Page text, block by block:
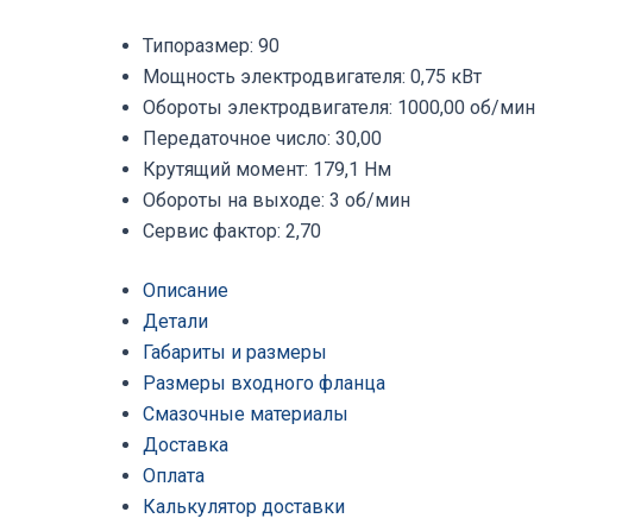
Типоразмер: 90
Мощность электродвигателя: 0,75 кВт
Обороты электродвигателя: 1000,00 об/мин
Передаточное число: 30,00
Крутящий момент: 179,1 Нм
Обороты на выходе: 3 об/мин
Сервис фактор: 2,70
Описание
Детали
Габариты и размеры
Размеры входного фланца
Смазочные материалы
Доставка
Оплата
Калькулятор доставки